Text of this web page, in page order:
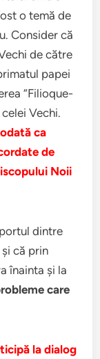
o temă de
Consider că
de către
papei
“Filioque-
Vechi.
ca
de
Noii
dintre
că prin
înainta şi la
care
la dialog